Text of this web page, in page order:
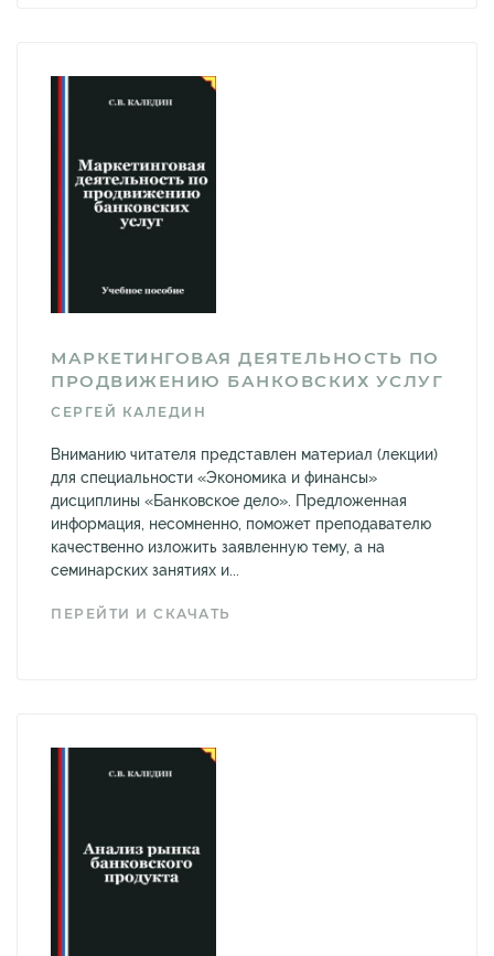
МАРКЕТИНГОВАЯ ДЕЯТЕЛЬНОСТЬ ПО
ПРОДВИЖЕНИЮ БАНКОВСКИХ УСЛУГ
СЕРГЕЙ КАЛЕДИН
Вниманию читателя представлен материал (лекции)
для специальности «Экономика и финансы»
дисциплины «Банковское дело». Предложенная
информация, несомненно, поможет преподавателю
качественно изложить заявленную тему, а на
семинарских занятиях и...
ПЕРЕЙТИ И СКАЧАТЬ